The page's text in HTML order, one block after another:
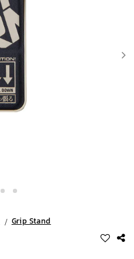
Grip Stand